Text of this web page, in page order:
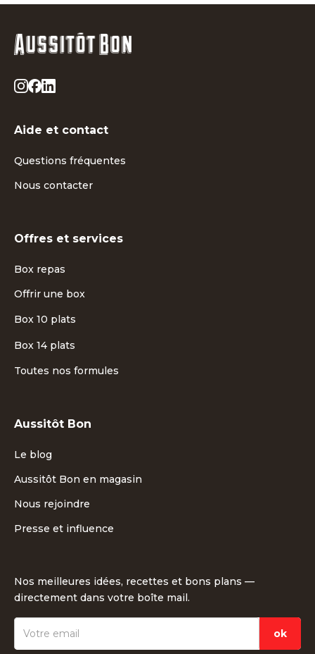
Aide et contact
Questions fréquentes
Nous contacter
Offres et services
Box repas
Offrir une box
Box 10 plats
Box 14 plats
Toutes nos formules
Aussitôt Bon
Le blog
Aussitôt Bon en magasin
Nous rejoindre
Presse et influence
Nos meilleures idées, recettes et bons plans —
directement dans votre boîte mail.